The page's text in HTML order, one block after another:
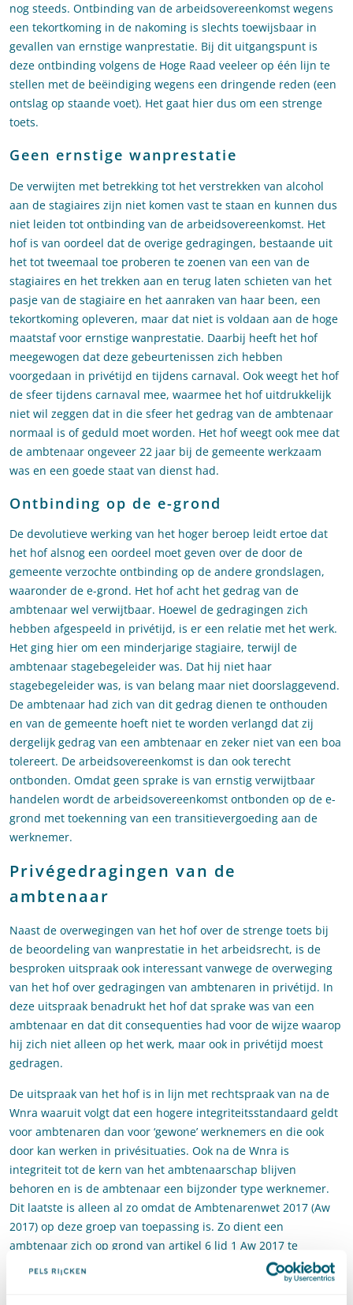
nog steeds. Ontbinding van de arbeidsovereenkomst wegens
een tekortkoming in de nakoming is slechts toewijsbaar in
gevallen van ernstige wanprestatie. Bij dit uitgangspunt is
deze ontbinding volgens de Hoge Raad veeleer op één lijn te
stellen met de beëindiging wegens een dringende reden (een
ontslag op staande voet). Het gaat hier dus om een strenge
toets.
Geen ernstige wanprestatie
De verwijten met betrekking tot het verstrekken van alcohol
aan de stagiaires zijn niet komen vast te staan en kunnen dus
niet leiden tot ontbinding van de arbeidsovereenkomst. Het
hof is van oordeel dat de overige gedragingen, bestaande uit
het tot tweemaal toe proberen te zoenen van een van de
stagiaires en het trekken aan en terug laten schieten van het
pasje van de stagiaire en het aanraken van haar been, een
tekortkoming opleveren, maar dat niet is voldaan aan de hoge
maatstaf voor ernstige wanprestatie. Daarbij heeft het hof
meegewogen dat deze gebeurtenissen zich hebben
voorgedaan in privétijd en tijdens carnaval. Ook weegt het hof
de sfeer tijdens carnaval mee, waarmee het hof uitdrukkelijk
niet wil zeggen dat in die sfeer het gedrag van de ambtenaar
normaal is of geduld moet worden. Het hof weegt ook mee dat
de ambtenaar ongeveer 22 jaar bij de gemeente werkzaam
was en een goede staat van dienst had.
Ontbinding op de e-grond
De devolutieve werking van het hoger beroep leidt ertoe dat
het hof alsnog een oordeel moet geven over de door de
gemeente verzochte ontbinding op de andere grondslagen,
waaronder de e-grond. Het hof acht het gedrag van de
ambtenaar wel verwijtbaar. Hoewel de gedragingen zich
hebben afgespeeld in privétijd, is er een relatie met het werk.
Het ging hier om een minderjarige stagiaire, terwijl de
ambtenaar stagebegeleider was. Dat hij niet haar
stagebegeleider was, is van belang maar niet doorslaggevend.
De ambtenaar had zich van dit gedrag dienen te onthouden
en van de gemeente hoeft niet te worden verlangd dat zij
dergelijk gedrag van een ambtenaar en zeker niet van een boa
tolereert. De arbeidsovereenkomst is dan ook terecht
ontbonden. Omdat geen sprake is van ernstig verwijtbaar
handelen wordt de arbeidsovereenkomst ontbonden op de e-
grond met toekenning van een transitievergoeding aan de
werknemer.
Privégedragingen van de
ambtenaar
Naast de overwegingen van het hof over de strenge toets bij
de beoordeling van wanprestatie in het arbeidsrecht, is de
besproken uitspraak ook interessant vanwege de overweging
van het hof over gedragingen van ambtenaren in privétijd. In
deze uitspraak benadrukt het hof dat sprake was van een
ambtenaar en dat dit consequenties had voor de wijze waarop
hij zich niet alleen op het werk, maar ook in privétijd moest
gedragen.
De uitspraak van het hof is in lijn met rechtspraak van na de
Wnra waaruit volgt dat een hogere integriteitsstandaard geldt
voor ambtenaren dan voor ‘gewone’ werknemers en die ook
door kan werken in privésituaties. Ook na de Wnra is
integriteit tot de kern van het ambtenaarschap blijven
behoren en is de ambtenaar een bijzonder type werknemer.
Dit laatste is alleen al zo omdat de Ambtenarenwet 2017 (Aw
2017) op deze groep van toepassing is. Zo dient een
ambtenaar zich op grond van artikel 6 lid 1 Aw 2017 te
gedragen zoals een goed ambtenaar betaamt en legt hij op